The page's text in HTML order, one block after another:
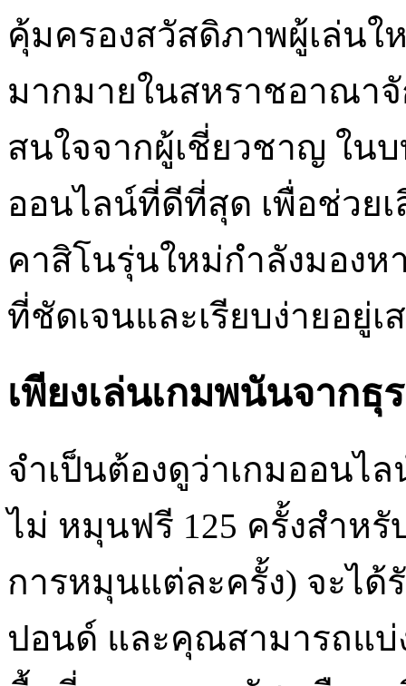
คุ้มครองสวัสดิภาพผู้เล่น
มากมายในสหราชอาณา
สนใจจากผู้เชี่ยวชาญ ใน
ออนไลน์ที่ดีที่สุด เพื่อช่วย
คาสิโนรุ่นใหม่กำลังมอง
ที่ชัดเจนและเรียบง่ายอยู่เ
เพียงเล่นเกมพนันจาก
จำเป็นต้องดูว่าเกมออนไ
ไม่ หมุนฟรี 125 ครั้งสำหรั
การหมุนแต่ละครั้ง) จะได้
ปอนด์ และคุณสามารถแบ่